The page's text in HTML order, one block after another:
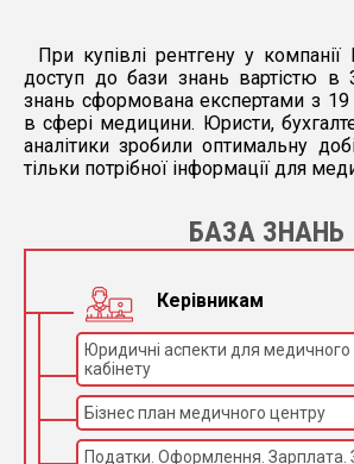
– Подвійні педалі керування в
– Пакет High-End Pack (світлова
навколишня музика та камера,
сенсорний коліматор)
– Сумісність із DICOM Worklist,
При купівлі рентгену у
доступ до бази знань вартістю в
знань сформована експертами з
в сфері медицини. Юристи,
аналітики зробили оптимальну
тільки потрібної інформації для
БАЗА ЗНАНЬ
Керівникам
Юридичні аспекти для медичного
кабінету
Бізнес план медичного центру
Податки. Оформлення. Зарплата.